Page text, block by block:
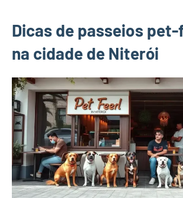
Dicas de passeios
na cidade de Niterói